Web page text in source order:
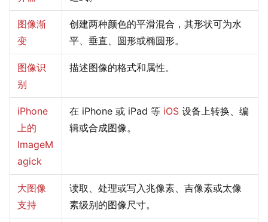
图像渐
变
创建两种颜色的平滑混合，其形状可为水
平、垂直、圆形或椭圆形。
图像识
别
描述图像的格式和属性。
iPhone
上的
ImageM
agick
在 iPhone 或 iPad 等 iOS 设备上转换、编
辑或合成图像。
大图像
支持
读取、处理或写入兆像素、吉像素或太像
素级别的图像尺寸。